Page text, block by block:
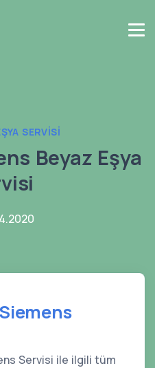
SERVISI
Beyaz Eşya
Servisi ile ilgili tüm